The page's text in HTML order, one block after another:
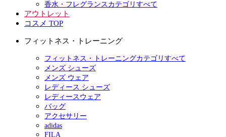
香水・フレグランスカテゴリすべて
アウトレット
コスメ TOP
フィットネス・トレーニング
フィットネス・トレーニングカテゴリすべて
メンズ シューズ
メンズ ウェア
レディース シューズ
レディースウェア
バッグ
アクセサリー
adidas
FILA